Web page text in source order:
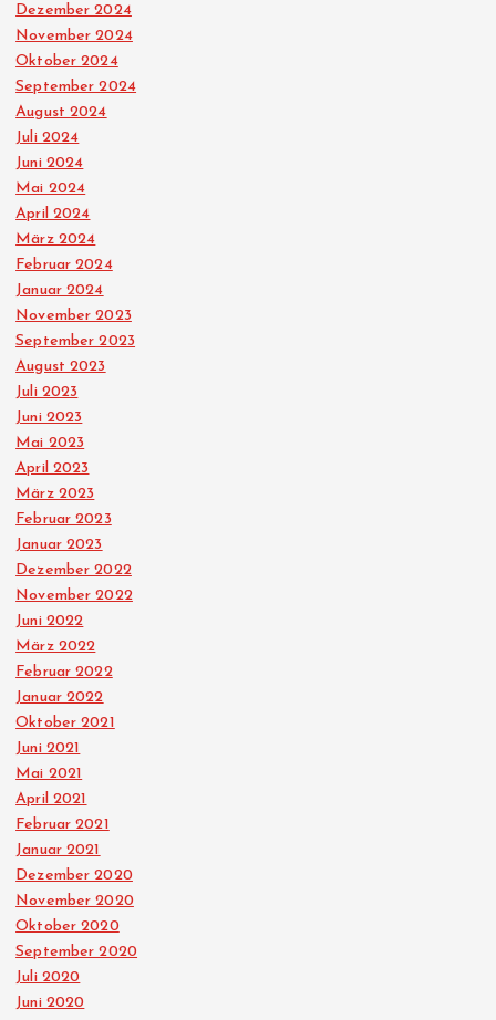
Dezember 2024
November 2024
Oktober 2024
September 2024
August 2024
Juli 2024
Juni 2024
Mai 2024
April 2024
März 2024
Februar 2024
Januar 2024
November 2023
September 2023
August 2023
Juli 2023
Juni 2023
Mai 2023
April 2023
März 2023
Februar 2023
Januar 2023
Dezember 2022
November 2022
Juni 2022
März 2022
Februar 2022
Januar 2022
Oktober 2021
Juni 2021
Mai 2021
April 2021
Februar 2021
Januar 2021
Dezember 2020
November 2020
Oktober 2020
September 2020
Juli 2020
Juni 2020